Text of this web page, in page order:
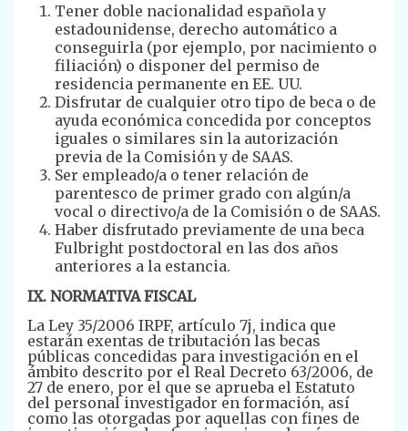
Tener doble nacionalidad española y
estadounidense, derecho automático a
conseguirla (por ejemplo, por nacimiento o
filiación) o disponer del permiso de
residencia permanente en EE. UU.
Disfrutar de cualquier otro tipo de beca o de
ayuda económica concedida por conceptos
iguales o similares sin la autorización
previa de la Comisión y de SAAS.
Ser empleado/a o tener relación de
parentesco de primer grado con algún/a
vocal o directivo/a de la Comisión o de SAAS.
Haber disfrutado previamente de una beca
Fulbright postdoctoral en las dos años
anteriores a la estancia.
IX. NORMATIVA FISCAL
La Ley 35/2006 IRPF, artículo 7j, indica que
estarán exentas de tributación las becas
públicas concedidas para investigación en el
ámbito descrito por el Real Decreto 63/2006, de
27 de enero, por el que se aprueba el Estatuto
del personal investigador en formación, así
como las otorgadas por aquellas con fines de